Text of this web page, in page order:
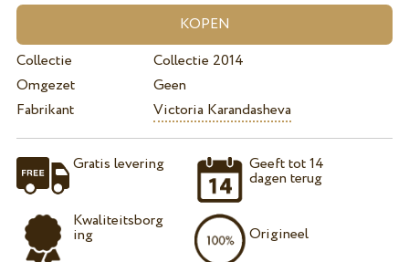
Collectie
Collectie 2014
Omgezet
Geen
Fabrikant
Victoria Karandasheva
Gratis levering
Kwaliteitsborg
ing
Geeft tot 14
dagen terug
Origineel